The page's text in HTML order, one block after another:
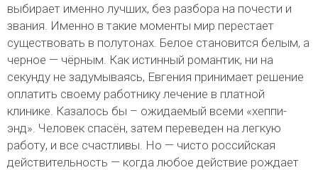
выбирает именно лучших, без разбора на почести и
звания. Именно в такие моменты мир перестает
существовать в полутонах. Белое становится белым, а
черное — чёрным. Как истинный романтик, ни на
секунду не задумываясь, Евгения принимает решение
оплатить своему работнику лечение в платной
клинике. Казалось бы – ожидаемый всеми «хеппи-
энд». Человек спасён, затем переведен на легкую
работу, и все счастливы. Но — чисто российская
действительность — когда любое действие рождает